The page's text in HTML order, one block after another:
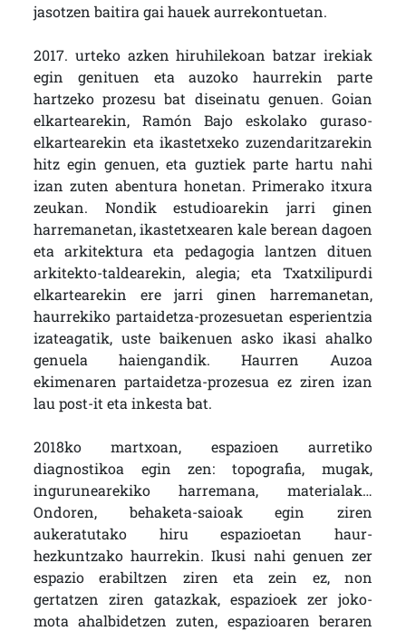
jasotzen baitira gai hauek aurrekontuetan.
2017. urteko azken hiruhilekoan batzar irekiak
egin genituen eta auzoko haurrekin parte
hartzeko prozesu bat diseinatu genuen. Goian
elkartearekin, Ramón Bajo eskolako guraso-
elkartearekin eta ikastetxeko zuzendaritzarekin
hitz egin genuen, eta guztiek parte hartu nahi
izan zuten abentura honetan. Primerako itxura
zeukan. Nondik estudioarekin jarri ginen
harremanetan, ikastetxearen kale berean dagoen
eta arkitektura eta pedagogia lantzen dituen
arkitekto-taldearekin, alegia; eta Txatxilipurdi
elkartearekin ere jarri ginen harremanetan,
haurrekiko partaidetza-prozesuetan esperientzia
izateagatik, uste baikenuen asko ikasi ahalko
genuela haiengandik. Haurren Auzoa
ekimenaren partaidetza-prozesua ez ziren izan
lau post-it eta inkesta bat.
2018ko martxoan, espazioen aurretiko
diagnostikoa egin zen: topografia, mugak,
ingurunearekiko harremana, materialak…
Ondoren, behaketa-saioak egin ziren
aukeratutako hiru espazioetan haur-
hezkuntzako haurrekin. Ikusi nahi genuen zer
espazio erabiltzen ziren eta zein ez, non
gertatzen ziren gatazkak, espazioek zer joko-
mota ahalbidetzen zuten, espazioaren beraren